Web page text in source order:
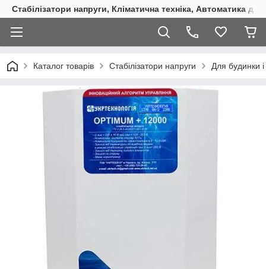
Стабілізатори напруги, Кліматична техніка, Автоматика
Каталог товарів Стабілізатори напруги Для будинки